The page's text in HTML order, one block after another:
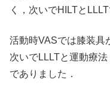
く，次いでHILTと
活動時VASでは膝装具
次いでLLLTと運動療
でありました．